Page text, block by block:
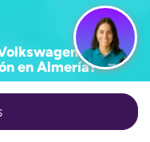
Polo de
en Almería?